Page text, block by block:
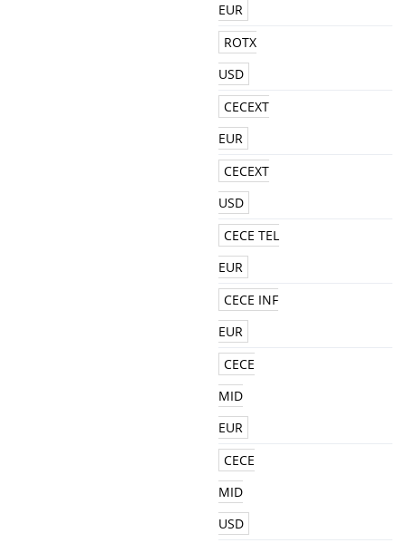
EUR
ROTX
USD
CECEXT
EUR
CECEXT
USD
CECE TEL
EUR
CECE INF
EUR
CECE
MID
EUR
CECE
MID
USD